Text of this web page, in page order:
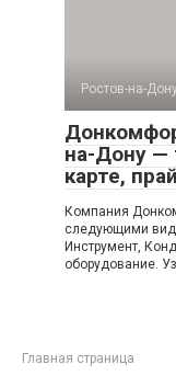
Ростов-на-
на-Дону —
карте,
Компания
следующими
Инструмент,
оборудование.
Главная страница